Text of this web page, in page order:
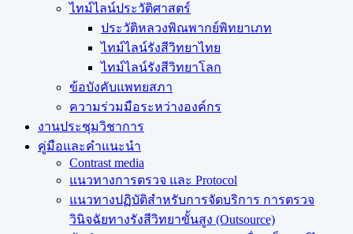
ไทม์ไลน์ประวัติศาสตร์
ประวัติหลวงพิณพากย์พิทยาเภท
ไทม์ไลน์รังสีวิทยาไทย
ไทม์ไลน์รังสีวิทยาโลก
ข้อบังคับแพทยสภา
ความร่วมมือระหว่างองค์กร
งานประชุมวิชาการ
คู่มือและคำแนะนำ
Contrast media
แนวทางการตรวจ และ Protocol
แนวทางปฏิบัติสำหรับการจัดบริการ การตรวจ
วินิจฉัยทางรังสีวิทยาขั้นสูง (Outsource)